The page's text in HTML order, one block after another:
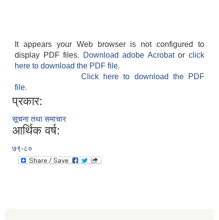
It appears your Web browser is not configured to
display PDF files.
Download adobe Acrobatorclick
here to download the PDF file.
Click here to download the PDF
file.
प्रकार:
सूचना तथा समाचार
आर्थिक वर्ष:
७९-८०